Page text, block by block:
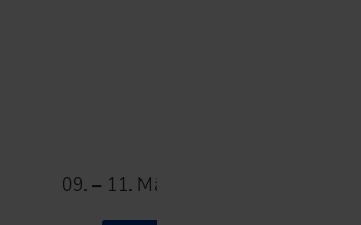
09. – 11. März 2027